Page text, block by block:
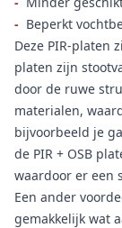
- Beperkt
Deze PIR-platen
platen zijn
door de ruwe
materialen,
bijvoorbeeld je
de PIR + OSB
waardoor er een
Een ander
gemakkelijk wat